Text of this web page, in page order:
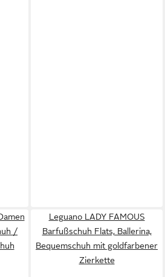
/
Leguano LADY FAMOUS
Barfußschuh Flats, Ballerina,
Bequemschuh mit goldfarbener
Zierkette